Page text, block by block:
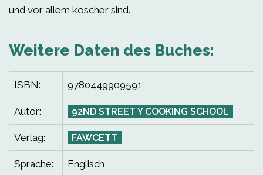
und vor allem koscher sind.
Weitere Daten des Buches:
ISBN: 9780449909591
Autor: 92ND STREET Y COOKING SCHOOL
Verlag: FAWCETT
Sprache: Englisch